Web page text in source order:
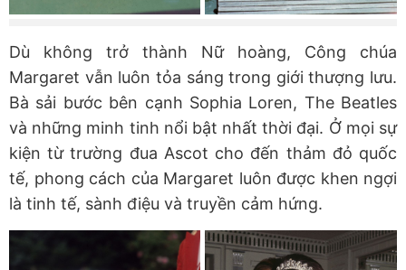
Dù không trở thành Nữ hoàng, Công chúa
Margaret vẫn luôn tỏa sáng trong giới thượng lưu.
Bà sải bước bên cạnh Sophia Loren, The Beatles
và những minh tinh nổi bật nhất thời đại. Ở mọi sự
kiện từ trường đua Ascot cho đến thảm đỏ quốc
tế, phong cách của Margaret luôn được khen ngợi
là tinh tế, sành điệu và truyền cảm hứng.